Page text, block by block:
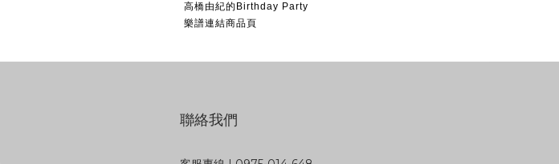
高橋由紀的Birthday Party
樂譜連結商品頁
聯絡我們